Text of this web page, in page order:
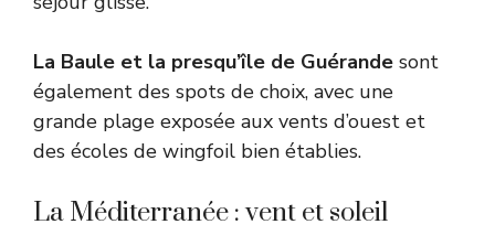
La Baule et la presqu’île de Guérande sont
également des spots de choix, avec une
grande plage exposée aux vents d’ouest et
des écoles de wingfoil bien établies.
La Méditerranée : vent et soleil